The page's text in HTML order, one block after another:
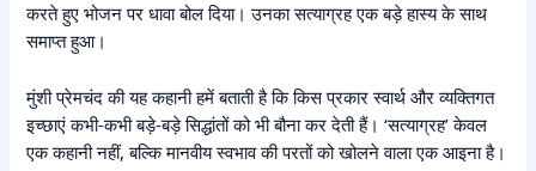
करते हुए भोजन पर धावा बोल दिया। उनका सत्याग्रह एक बड़े हास्य के साथ
समाप्त हुआ।
मुंशी प्रेमचंद की यह कहानी हमें बताती है कि किस प्रकार स्वार्थ और व्यक्तिगत
इच्छाएं कभी-कभी बड़े-बड़े सिद्धांतों को भी बौना कर देती हैं। ‘सत्याग्रह’ केवल
एक कहानी नहीं, बल्कि मानवीय स्वभाव की परतों को खोलने वाला एक आइना है।